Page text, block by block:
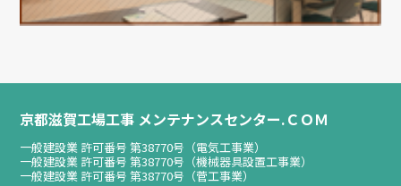
京都滋賀工場工事 メンテナンスセンター.ＣＯＭ
一般建設業 許可番号 第38770号（電気工事業）
一般建設業 許可番号 第38770号（機械器具設置工事業）
一般建設業 許可番号 第38770号（菅工事業）